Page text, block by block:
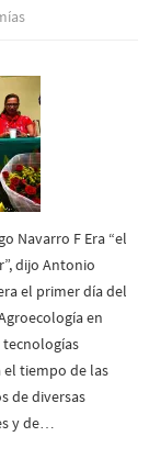
Navarro F Era “el
dijo Antonio
el primer día del
en
tecnologías
el tiempo de las
de diversas
y de…